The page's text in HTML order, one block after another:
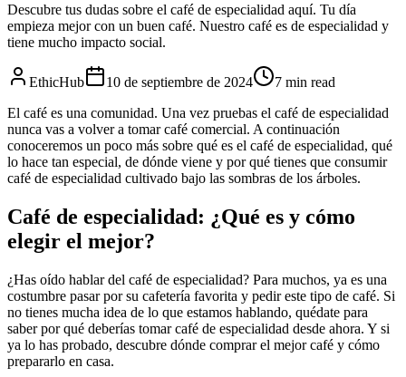
Descubre tus dudas sobre el café de especialidad aquí. Tu día
empieza mejor con un buen café. Nuestro café es de especialidad y
tiene mucho impacto social.
EthicHub 10 de septiembre de 2024
7 min read
El café es una comunidad. Una vez pruebas el café de especialidad
nunca vas a volver a tomar café comercial. A continuación
conoceremos un poco más sobre qué es el café de especialidad, qué
lo hace tan especial, de dónde viene y por qué tienes que consumir
café de especialidad cultivado bajo las sombras de los árboles.
Café de especialidad: ¿Qué es y cómo
elegir el mejor?
¿Has oído hablar del café de especialidad? Para muchos, ya es una
costumbre pasar por su cafetería favorita y pedir este tipo de café. Si
no tienes mucha idea de lo que estamos hablando, quédate para
saber por qué deberías tomar café de especialidad desde ahora. Y si
ya lo has probado, descubre dónde comprar el mejor café y cómo
prepararlo en casa.